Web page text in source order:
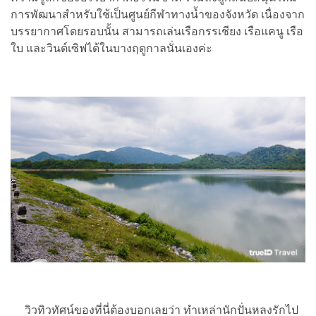
การพัฒนาสำหรับใช้เป็นศูนย์กีฬาทางน้ำของจังหวัด เนื่องจาก
บรรยากาศโดยรอบนั้น สามารถเล่นเรือกรรเชียง เรือแคนู เรือ
ใบ และวินด์เซิฟได้ในบางฤดูกาลนั่นเองค่ะ
วิวทิวทัศน์ของที่นี่ต้องบอกเลยว่า ทำเหล่านักปั่นหลงรักไป